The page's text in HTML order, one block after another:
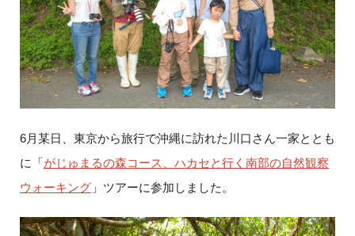
6月某日、東京から旅行で沖縄に訪れた川口さん一家ととも
に「がじゅまるの森コース、ハカセと行く南部の自然観察
ウォーキング 」ツアーに参加しました。